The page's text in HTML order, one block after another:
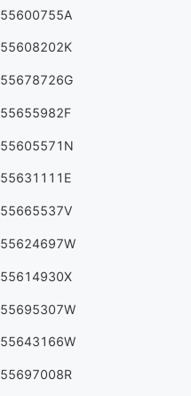
55600755A
55608202K
55678726G
55655982F
55605571N
55631111E
55665537V
55624697W
55614930X
55695307W
55643166W
55697008R